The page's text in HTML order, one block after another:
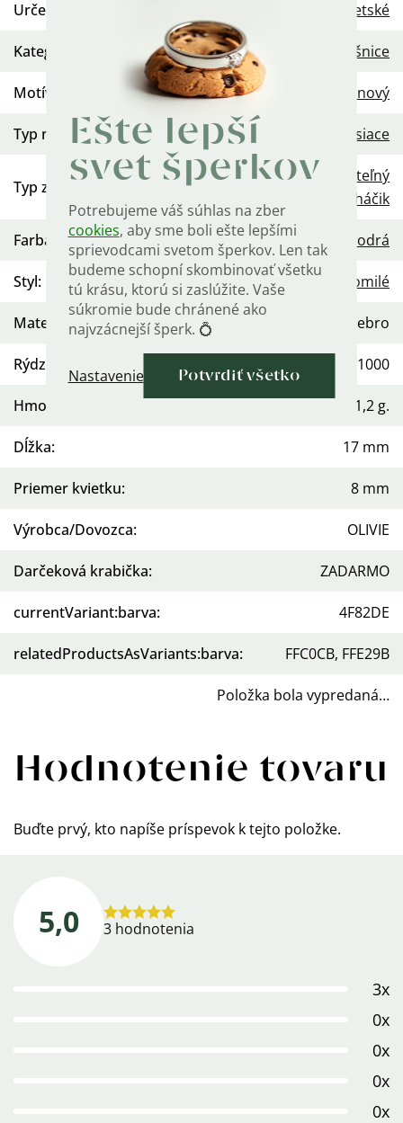
Ešte lepší
svet šperkov
Potrebujeme váš súhlas na zber
cookies, aby sme boli ešte lepšími
sprievodcami svetom šperkov. Len tak
budeme schopní skombinovať všetku
tú krásu, ktorú si zaslúžite. Vaše
súkromie bude chránené ako
najvzácnejší šperk. 💍
Nastavenie Potvrdiť všetko
Určenie Detské
Kategória Náušnice
Motív Kvetinový
Typ náušníc : Visiace
Typ zapínania
Uzatvárateľný
háčik
Farba kameňa: Modrá
Styl: Roztomilé
Materiál: striebro
Rýdzosť Ag 925/1000
Hmotnosť ≤1,2 g.
Dĺžka: 17 mm
Priemer kvietku: 8 mm
Výrobca/Dovozca: OLIVIE
Darčeková krabička: ZADARMO
currentVariant:barva: 4F82DE
relatedProductsAsVariants:barva: FFC0CB, FFE29B
Položka bola vypredaná…
Hodnotenie tovaru
Buďte prvý, kto napíše príspevok k tejto položke.
5,0
Priemerné
3 hodnotenia
3x
0x
0x
0x
0x